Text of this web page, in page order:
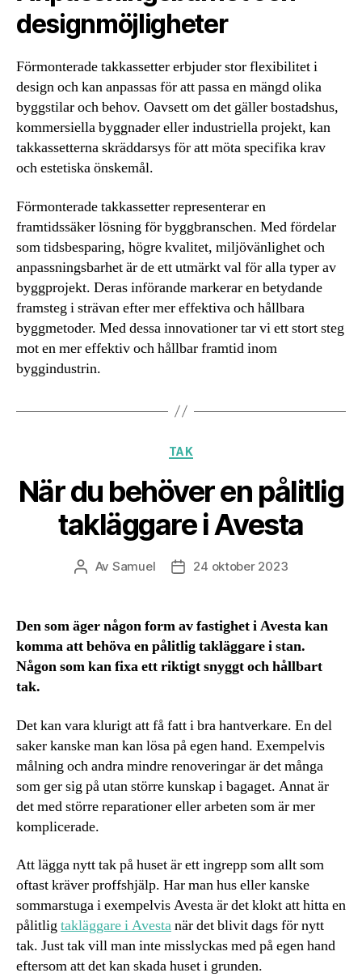
designmöjligheter
Förmonterade takkassetter erbjuder stor flexibilitet i
design och kan anpassas för att passa en mängd olika
byggstilar och behov. Oavsett om det gäller bostadshus,
kommersiella byggnader eller industriella projekt, kan
takkassetterna skräddarsys för att möta specifika krav
och estetiska önskemål.
Förmonterade takkassetter representerar en
framtidssäker lösning för byggbranschen. Med fördelar
som tidsbesparing, högre kvalitet, miljövänlighet och
anpassningsbarhet är de ett utmärkt val för alla typer av
byggprojekt. Deras införande markerar en betydande
framsteg i strävan efter mer effektiva och hållbara
byggmetoder. Med dessa innovationer tar vi ett stort steg
mot en mer effektiv och hållbar framtid inom
byggindustrin.
Kategorier
TAK
När du behöver en pålitlig
takläggare i Avesta
Inläggsförfattare
Av Samuel Inläggsdatum
24 oktober 2023
Den som äger någon form av fastighet i Avesta kan
komma att behöva en pålitlig takläggare i stan.
Någon som kan fixa ett riktigt snyggt och hållbart
tak.
Det kan vara klurigt att få fatt i bra hantverkare. En del
saker kanske man kan lösa på egen hand. Exempelvis
målning och andra mindre renoveringar är det många
som ger sig på utan större kunskap i bagaget. Annat är
det med större reparationer eller arbeten som är mer
komplicerade.
Att lägga nytt tak på huset är ett ingrepp som allt som
oftast kräver proffshjälp. Har man hus eller kanske
sommarstuga i exempelvis Avesta är det klokt att hitta en
pålitligtakläggare i Avestanär det blivit dags för nytt
tak. Just tak vill man inte misslyckas med på egen hand
eftersom att det kan skada huset i grunden.